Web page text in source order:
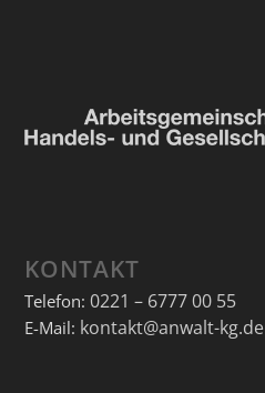
KONTAKT
Telefon: 0221 – 6777 00 55
E-Mail: kontakt@anwalt-kg.de